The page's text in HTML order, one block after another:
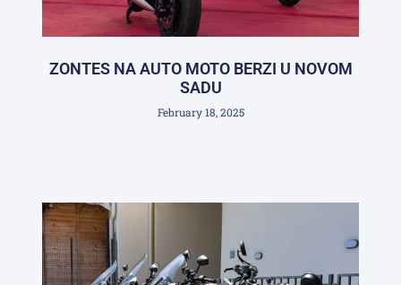
ZONTES NA AUTO MOTO BERZI U NOVOM
SADU
February 18, 2025